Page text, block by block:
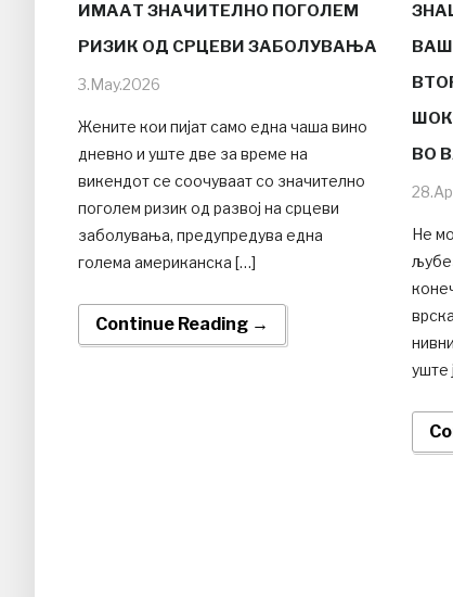
ИМААТ ЗНАЧИТЕЛНО ПОГОЛЕМ
РИЗИК ОД СРЦЕВИ ЗАБОЛУВАЊА
3.May.2026
Жените кои пијат само една чаша вино
дневно и уште две за време на
викендот се соочуваат со значително
поголем ризик од развој на срцеви
заболувања, предупредува една
голема американска […]
Continue Reading →
ВО
Не
уште